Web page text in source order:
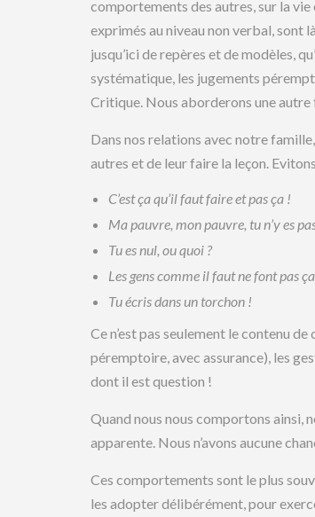
comportements des autres, sur la vie
exprimés au niveau non verbal, sont
jusqu’ici de repères et de modèles,
systématique, les jugements
Critique. Nous aborderons une
Dans nos relations avec notre
autres et de leur faire la leçon.
C’est ça qu’il faut faire et pas ça !
Ma pauvre, mon pauvre, tu n’y es
Tu es nul, ou quoi ?
Les gens comme il faut ne font pas
Tu écris dans un torchon !
Ce n’est pas seulement le contenu
péremptoire, avec assurance), les
dont il est question !
Quand nous nous comportons ainsi,
apparente. Nous n’avons aucune
Ces comportements sont le plus
les adopter délibérément, pour